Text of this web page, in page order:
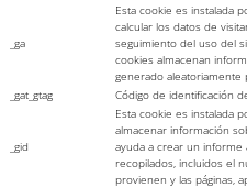
_ga
Esta cookie es instalada
calcular los datos de
seguimiento del uso del
cookies almacenan
generado aleatoriamente
_gat_gtag
Código de identificación
_gid
Esta cookie es instalada
almacenar información
ayuda a crear un informe
recopilados, incluidos el
provienen y las páginas,